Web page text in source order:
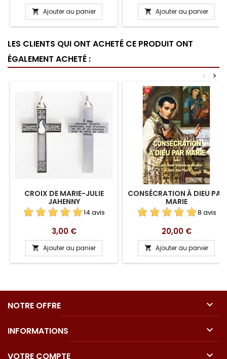
 Ajouter au panier  Ajouter au panier
LES CLIENTS QUI ONT ACHETÉ CE PRODUIT ONT
ÉGALEMENT ACHETÉ :
>
<
CROIX DE MARIE-JULIE
JAHENNY
14 avis
Prix
3,00 €
 Ajouter au panier
CONSÉCRATION À DIEU PAR
MARIE
8 avis
Prix
20,00 €
 Ajouter au panier
NOTRE OFFRE 
INFORMATIONS 
VOTRE COMPTE 